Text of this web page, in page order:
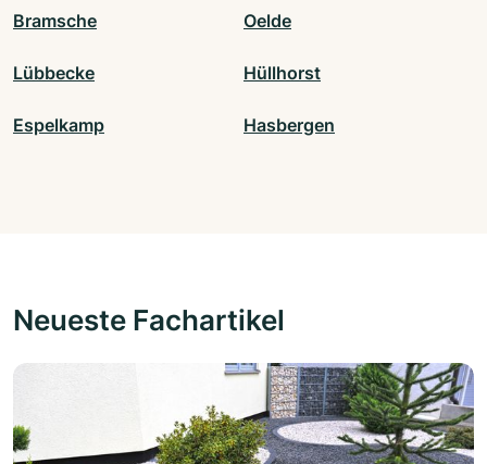
Bramsche Oelde
Lübbecke Hüllhorst
Espelkamp Hasbergen
Neueste Fachartikel